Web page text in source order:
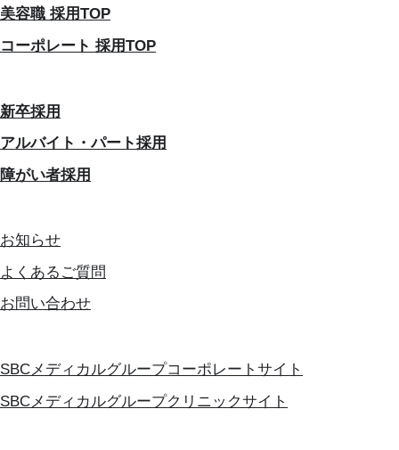
美容職 採用TOP
コーポレート 採用TOP
新卒採用
アルバイト・パート採用
障がい者採用
お知らせ
よくあるご質問
お問い合わせ
SBCメディカルグループコーポレートサイト
SBCメディカルグループクリニックサイト